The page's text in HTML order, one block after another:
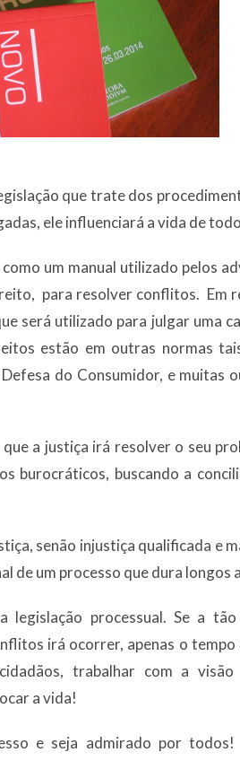
que trate dos
ele influenciará a vida de
um manual utilizado pelos
para resolver conflitos. Em
será utilizado para julgar uma
estão em outras normas
do Consumidor, e muitas
a justiça irá resolver o seu
burocráticos, buscando a
senão injustiça qualificada e
de um processo que dura longos
processual. Se a tão
irá ocorrer, apenas o tempo
trabalhar com a
a vida!
e seja admirado por